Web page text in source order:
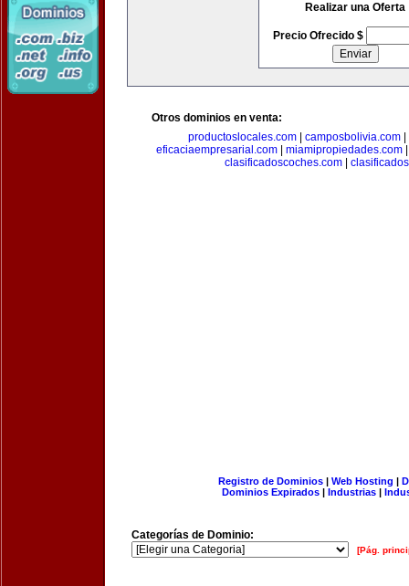
Realizar una Oferta
Precio Ofrecido $
Otros dominios en venta:
productoslocales.com| camposbolivia.com|
eficaciaempresarial.com
miamipropiedades.com
clasificadoscoches.com|
Registro de Dominios| Web Hosting |
Dominios Expirados | Industrias |
Categorías de Dominio:
[Pág.